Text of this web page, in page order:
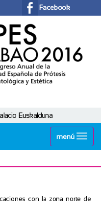
Facebook
Euskalduna
menú
con la zona norte de